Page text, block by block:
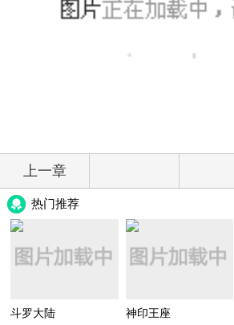
上一章
热门推荐
斗罗大陆 神印王座